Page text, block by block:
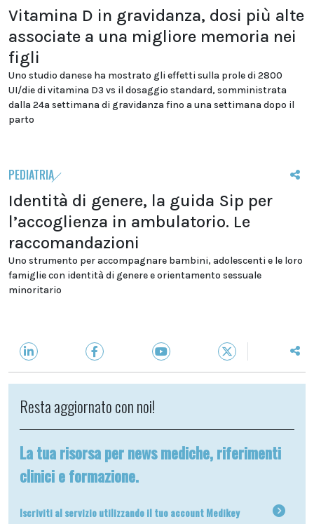
Vitamina D in gravidanza, dosi più alte
associate a una migliore memoria nei
figli
Uno studio danese ha mostrato gli effetti sulla prole di 2800
UI/die di vitamina D3 vs il dosaggio standard, somministrata
dalla 24a settimana di gravidanza fino a una settimana dopo il
parto
PEDIATRIA
Identità di genere, la guida Sip per
l’accoglienza in ambulatorio. Le
raccomandazioni
Uno strumento per accompagnare bambini, adolescenti e le loro
famiglie con identità di genere e orientamento sessuale
minoritario
Resta aggiornato con noi!
La tua risorsa per news mediche, riferimenti
clinici e formazione.
Iscriviti al servizio utilizzando il tuo account Medikey